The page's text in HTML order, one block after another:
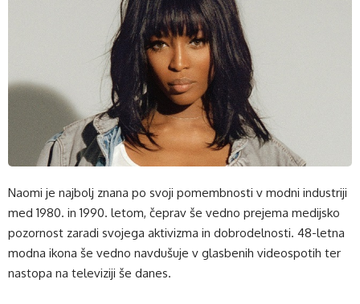
Naomi je najbolj znana po svoji pomembnosti v modni industriji
med 1980. in 1990. letom, čeprav še vedno prejema medijsko
pozornost zaradi svojega aktivizma in dobrodelnosti. 48-letna
modna ikona še vedno navdušuje v glasbenih videospotih ter
nastopa na televiziji še danes.